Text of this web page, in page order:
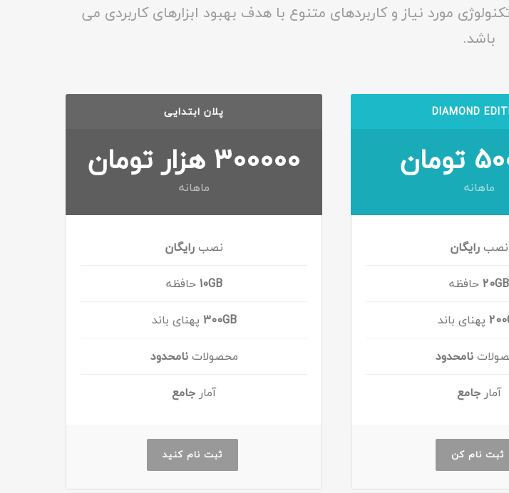
مورد نیاز و کاربردهای متنوع با هدف بهبود ابزارهای کاربردی می
باشد.
پلان ابتدایی
300000 هزار تومان
ماهانه
نصبرایگان
10GBحافظه
300GB پهنای باند
محصولاتنامحدود
آمار جامع
ثبت نام کنید
DIAMOND
ماهانه
نصبرایگان
20GBحافظه
پهنای باند
نامحدود
آمار جامع
ثبت نام کن